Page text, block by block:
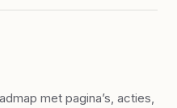
met pagina’s, acties,